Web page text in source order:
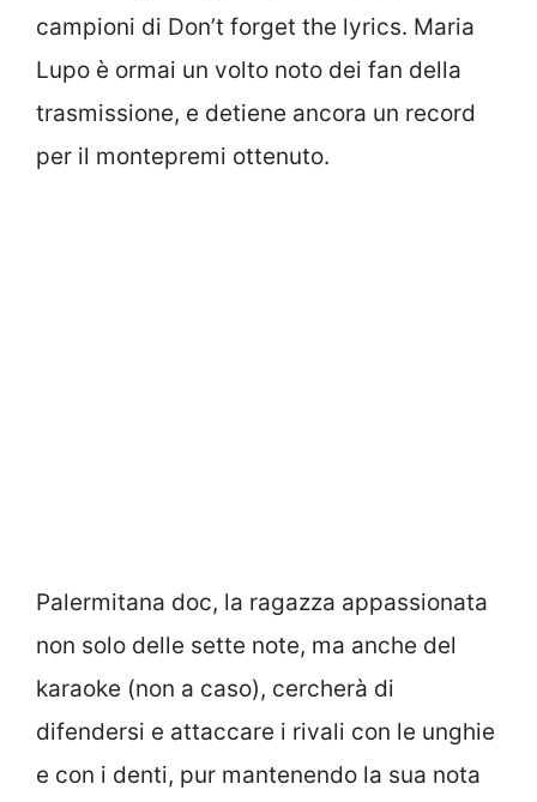
campioni di Don’t forget the lyrics. Maria
Lupo è ormai un volto noto dei fan della
trasmissione, e detiene ancora un record
per il montepremi ottenuto.
Palermitana doc, la ragazza appassionata
non solo delle sette note, ma anche del
karaoke (non a caso), cercherà di
difendersi e attaccare i rivali con le unghie
e con i denti, pur mantenendo la sua nota